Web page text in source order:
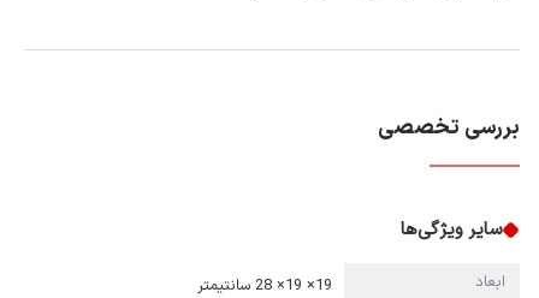
بررسی تخصصی
سایر ویژگی‌ها
ابعاد
19× 19× 28 سانتیمتر